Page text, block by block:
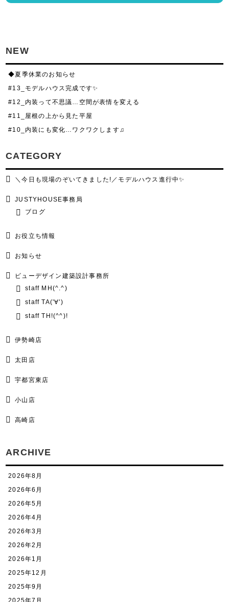
NEW
◆夏季休業のお知らせ
#13_モデルハウス完成です✨
#12_内装って不思議…空間が表情を変える
#11_屋根の上から見た平屋
#10_内装にも変化…ワクワクします♫
CATEGORY
＼今日も現場のぞいてきました!／モデルハウス進行中✨
JUSTYHOUSE事務局
ブログ
お役立ち情報
お知らせ
ビューデザイン建築設計事務所
staff MH(^.^)
staff TA('∀')
staff TH!(^^)!
伊勢崎店
太田店
宇都宮東店
小山店
高崎店
ARCHIVE
2026年8月
2026年6月
2026年5月
2026年4月
2026年3月
2026年2月
2026年1月
2025年12月
2025年9月
2025年7月